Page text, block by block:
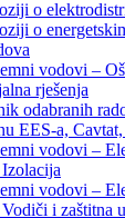
o
o
vodovi –
rješenja
odabranih
EES-a,
vodovi –
vodovi –
i zaštitna